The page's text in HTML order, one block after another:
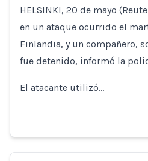
HELSINKI, 20 de mayo
en un ataque ocurrido el
Finlandia, y un compañero,
fue detenido, informó la
El atacante utilizó…